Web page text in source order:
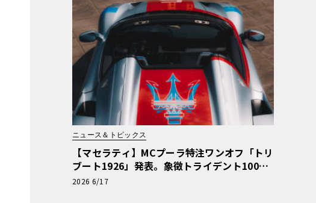
ニュース＆トピックス
【マセラティ】MCプーラ特注ワンオフ「トリ
ブート1926」発表。象徴トライデント100年
の歴史を紡ぐ記念碑
2026 6/17